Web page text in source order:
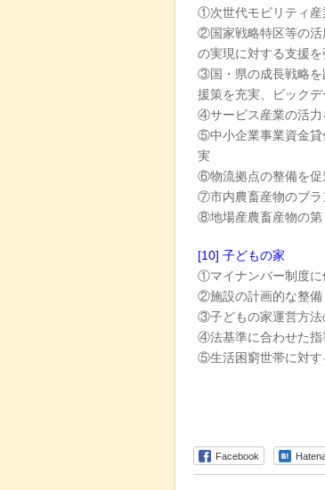
①次世代モビリティ産
②国家戦略特区等の活
の実現に対する支援を
③国・県の成長戦略を
援策を充実、ビック
④サービス産業の活力
⑤中小企業事業資金貸
実
⑥物流拠点の整備を促
⑦市内農畜産物のブラ
⑧地場産農畜産物の第
[10] 子どもの家
①マイナンバー制度に
②施設の計画的な整備
③子どもの家運営方法
④法基準に合わせた指
⑤生活困窮世帯に対す
Facebook